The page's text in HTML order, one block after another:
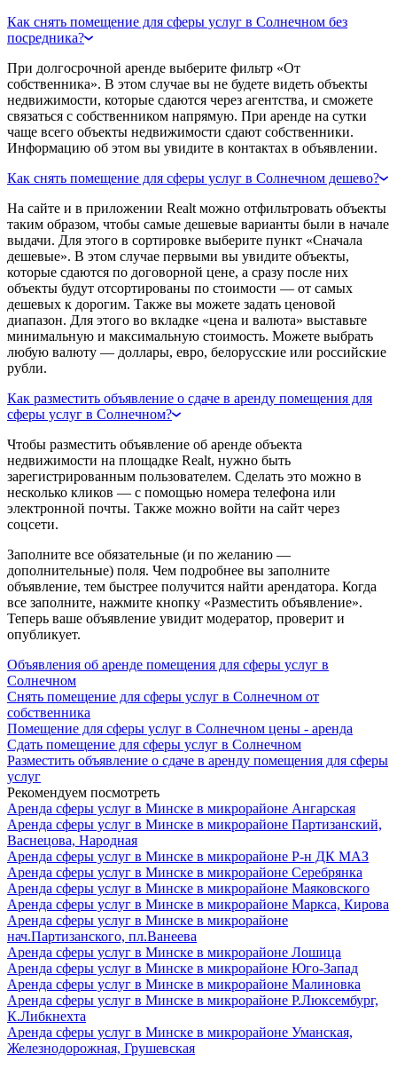
Как снять помещение для сферы услуг в Солнечном без
посредника?
При долгосрочной аренде выберите фильтр «От
собственника». В этом случае вы не будете видеть объекты
недвижимости, которые сдаются через агентства, и сможете
связаться с собственником напрямую. При аренде на сутки
чаще всего объекты недвижимости сдают собственники.
Информацию об этом вы увидите в контактах в объявлении.
Как снять помещение для сферы услуг в Солнечном дешево?
На сайте и в приложении Realt можно отфильтровать объекты
таким образом, чтобы самые дешевые варианты были в начале
выдачи. Для этого в сортировке выберите пункт «Сначала
дешевые». В этом случае первыми вы увидите объекты,
которые сдаются по договорной цене, а сразу после них
объекты будут отсортированы по стоимости — от самых
дешевых к дорогим. Также вы можете задать ценовой
диапазон. Для этого во вкладке «цена и валюта» выставьте
минимальную и максимальную стоимость. Можете выбрать
любую валюту — доллары, евро, белорусские или российские
рубли.
Как разместить объявление о сдаче в аренду помещения для
сферы услуг в Солнечном?
Чтобы разместить объявление об аренде объекта
недвижимости на площадке Realt, нужно быть
зарегистрированным пользователем. Сделать это можно в
несколько кликов — с помощью номера телефона или
электронной почты. Также можно войти на сайт через
соцсети.
Заполните все обязательные (и по желанию —
дополнительные) поля. Чем подробнее вы заполните
объявление, тем быстрее получится найти арендатора. Когда
все заполните, нажмите кнопку «Разместить объявление».
Теперь ваше объявление увидит модератор, проверит и
опубликует.
Объявления об аренде помещения для сферы услуг в
Солнечном
Снять помещение для сферы услуг в Солнечном от
собственника
Помещение для сферы услуг в Солнечном цены - аренда
Сдать помещение для сферы услуг в Солнечном
Разместить объявление о сдаче в аренду помещения для сферы
услуг
Рекомендуем посмотреть
Аренда сферы услуг в Минске в микрорайоне Ангарская
Аренда сферы услуг в Минске в микрорайоне Партизанский,
Васнецова, Народная
Аренда сферы услуг в Минске в микрорайоне Р-н ДК МАЗ
Аренда сферы услуг в Минске в микрорайоне Серебрянка
Аренда сферы услуг в Минске в микрорайоне Маяковского
Аренда сферы услуг в Минске в микрорайоне Маркса, Кирова
Аренда сферы услуг в Минске в микрорайоне
нач.Партизанского, пл.Ванеева
Аренда сферы услуг в Минске в микрорайоне Лошица
Аренда сферы услуг в Минске в микрорайоне Юго-Запад
Аренда сферы услуг в Минске в микрорайоне Малиновка
Аренда сферы услуг в Минске в микрорайоне Р.Люксембург,
К.Либкнехта
Аренда сферы услуг в Минске в микрорайоне Уманская,
Железнодорожная, Грушевская